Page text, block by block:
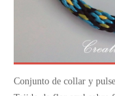
Conjunto de collar y